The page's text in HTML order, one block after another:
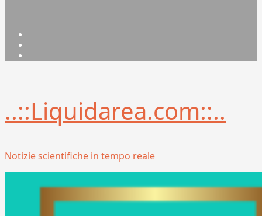
..::Liquidarea.com::..
Notizie scientifiche in tempo reale